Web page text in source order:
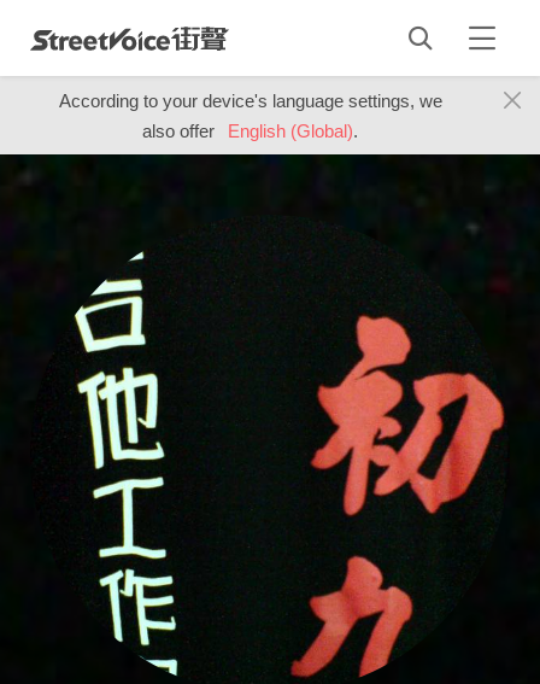
According to your device's language settings, we
also offer
English (Global).